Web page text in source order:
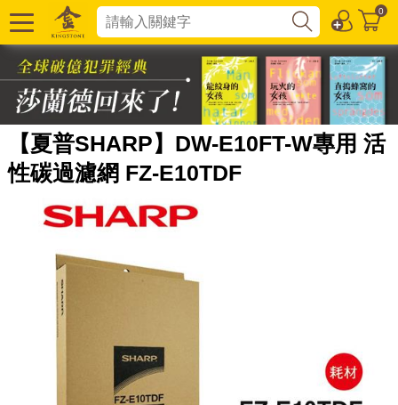
0
【夏普SHARP】DW-E10FT-W專用 活
性碳過濾網 FZ-E10TDF